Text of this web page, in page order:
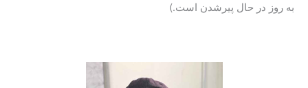
به روز در حال پیرشدن است.)